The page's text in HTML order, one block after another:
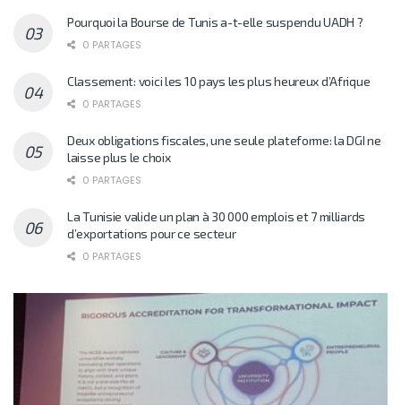
Pourquoi la Bourse de Tunis a-t-elle suspendu UADH ?
0 PARTAGES
Classement: voici les 10 pays les plus heureux d’Afrique
0 PARTAGES
Deux obligations fiscales, une seule plateforme: la DGI ne
laisse plus le choix
0 PARTAGES
La Tunisie valide un plan à 30 000 emplois et 7 milliards
d’exportations pour ce secteur
0 PARTAGES